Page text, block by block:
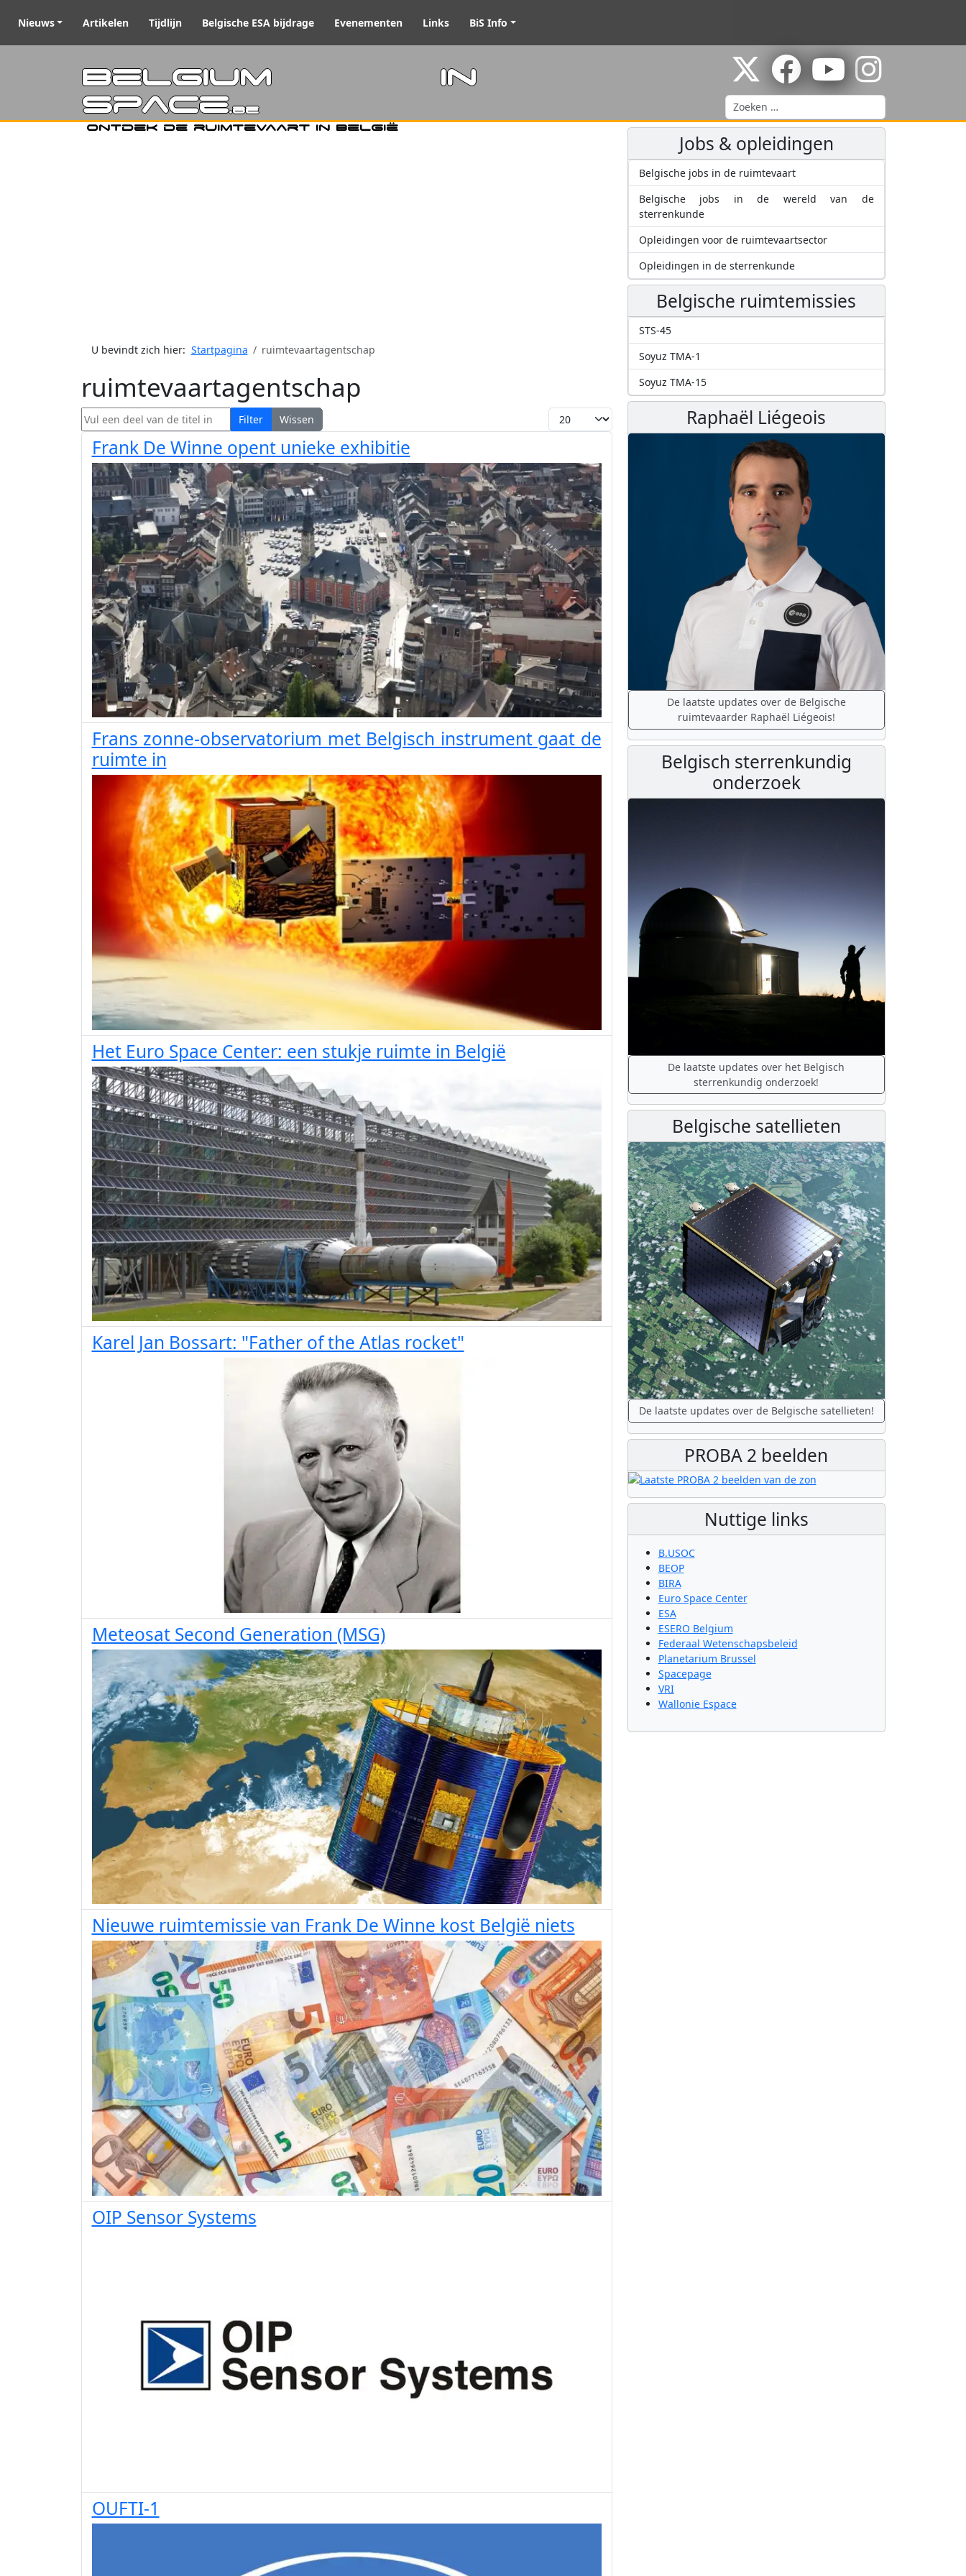
Nieuws Artikelen Tijdlijn Belgische ESA bijdrage Evenementen Links BiS Info
Belgium in
Space.be
Ontdek de ruimtevaart in België
Zoeken
U bevindt zich hier: Startpagina ruimtevaartagentschap
ruimtevaartagentschap
Vul een deel van de titel in Filter Wissen Toon #
Frank De Winne opent unieke exhibitie
Frans zonne-observatorium met Belgisch instrument gaat de
ruimte in
Het Euro Space Center: een stukje ruimte in België
Karel Jan Bossart: "Father of the Atlas rocket"
Meteosat Second Generation (MSG)
Nieuwe ruimtemissie van Frank De Winne kost België niets
OIP Sensor Systems
OUFTI-1
Jobs & opleidingen
Belgische jobs in de ruimtevaart
Belgische jobs in de wereld van de
sterrenkunde
Opleidingen voor de ruimtevaartsector
Opleidingen in de sterrenkunde
Belgische ruimtemissies
STS-45
Soyuz TMA-1
Soyuz TMA-15
Raphaël Liégeois
De laatste updates over de Belgische
ruimtevaarder Raphaël Liégeois!
Belgisch sterrenkundig
onderzoek
De laatste updates over het Belgisch
sterrenkundig onderzoek!
Belgische satellieten
De laatste updates over de Belgische satellieten!
PROBA 2 beelden
Nuttige links
B.USOC
BEOP
BIRA
Euro Space Center
ESA
ESERO Belgium
Federaal Wetenschapsbeleid
Planetarium Brussel
Spacepage
VRI
Wallonie Espace